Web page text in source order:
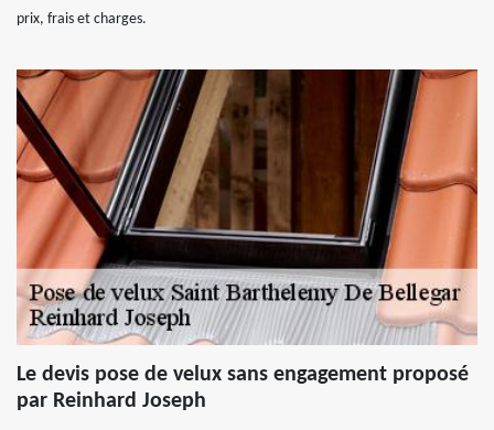
prix, frais et charges.
Le devis pose de velux sans engagement proposé
par Reinhard Joseph